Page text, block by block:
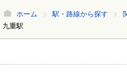
ホーム 駅・路線から探す
九重駅